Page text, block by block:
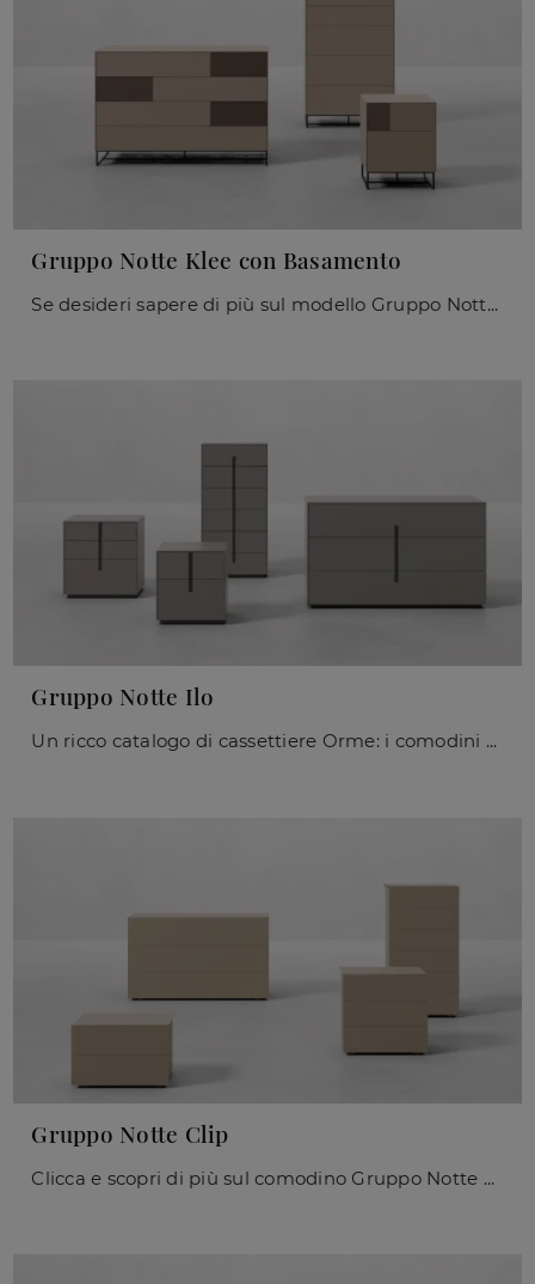
Gruppo Notte Klee con Basamento
Se desideri sapere di più sul modello Gruppo Notte Klee con Basamento, clicca e scopri i Comodini e comò Orme ideali per la tua zona notte.
Gruppo Notte Ilo
Un ricco catalogo di cassettiere Orme: i comodini moderni in laccato opaco, come Gruppo Notte Ilo, sono tra le soluzioni più originali.
Gruppo Notte Clip
Clicca e scopri di più sul comodino Gruppo Notte Clip: Comodini e mobili con cassetti di Orme sono ideali per spazi moderni.